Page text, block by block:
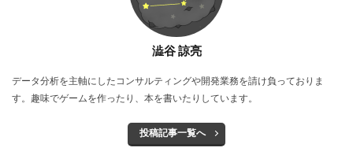
澁谷 諒亮
データ分析を主軸にしたコンサルティングや開発業務を請け負っておりま
す。趣味でゲームを作ったり、本を書いたりしています。
投稿記事一覧へ